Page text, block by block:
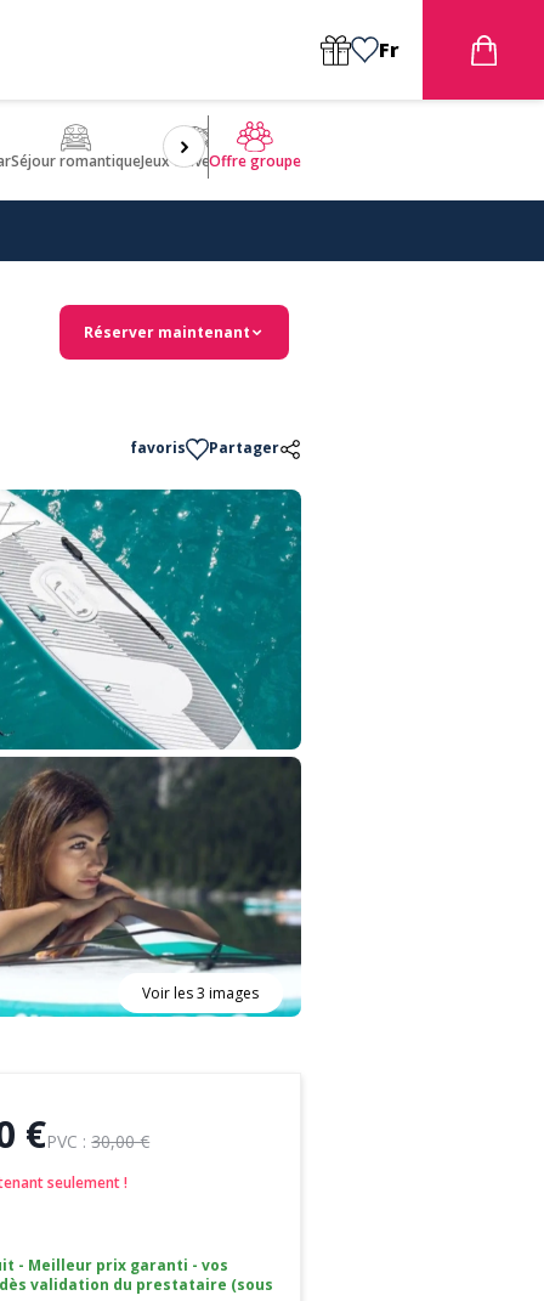
Fr
Séjour romantiqueJeux d'aventuresBien être
Offre groupe
Réserver maintenant
favoris Partager
Voir les 3 images
€PVC :30,00 €
seulement !
- Meilleur prix garanti - vos
validation du prestataire (sous